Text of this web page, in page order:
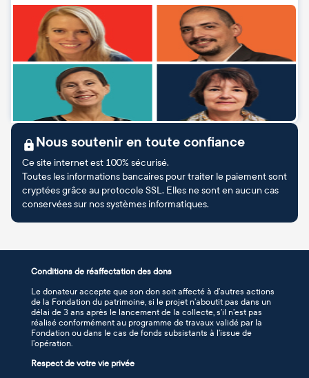
Nous soutenir en toute confiance
Ce site internet est 100% sécurisé.
Toutes les informations bancaires pour traiter le paiement sont
cryptées grâce au protocole SSL. Elles ne sont en aucun cas
conservées sur nos systèmes informatiques.
Conditions de réaffectation des dons
Le donateur accepte que son don soit affecté à d’autres actions
de la Fondation du patrimoine, si le projet n’aboutit pas dans un
délai de 3 ans après le lancement de la collecte, s’il n’est pas
réalisé conformément au programme de travaux validé par la
Fondation ou dans le cas de fonds subsistants à l’issue de
l’opération.
Respect de votre vie privée